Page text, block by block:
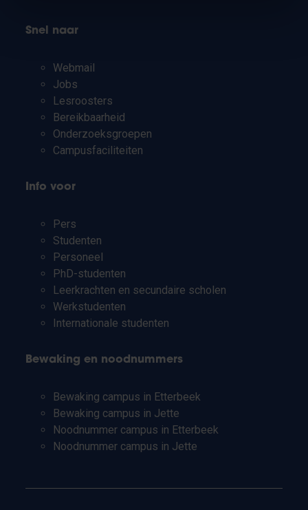
Snel naar
Webmail
Jobs
Lesroosters
Bereikbaarheid
Onderzoeksgroepen
Campusfaciliteiten
Info voor
Pers
Studenten
Personeel
PhD-studenten
Leerkrachten en secundaire scholen
Werkstudenten
Internationale studenten
Bewaking en noodnummers
Bewaking campus in Etterbeek
Bewaking campus in Jette
Noodnummer campus in Etterbeek
Noodnummer campus in Jette